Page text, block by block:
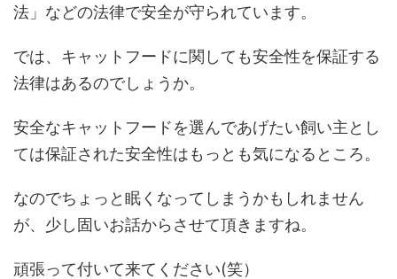
法」などの法律で安全が守られています。
では、キャットフードに関しても安全性を保証する
法律はあるのでしょうか。
安全なキャットフードを選んであげたい飼い主とし
ては保証された安全性はもっとも気になるところ。
なのでちょっと眠くなってしまうかもしれません
が、少し固いお話からさせて頂きますね。
頑張って付いて来てください(笑）